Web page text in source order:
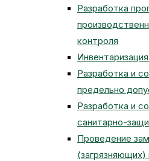
Разработка
контроля
Разработка и
предельно
Разработка и
санитарно-
Проведение